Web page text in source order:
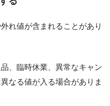
れ値が含まれることがあり
、臨時休業、異常なキャン
なる値が入る場合がありま